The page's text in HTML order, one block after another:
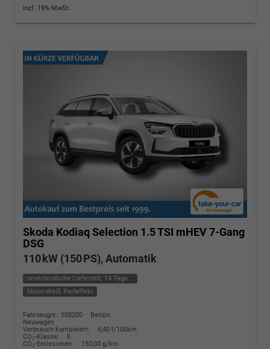
incl. 19% MwSt.
Skoda Kodiaq Selection 1.5 TSI mHEV 7-Gang
DSG
110 kW (150 PS), Automatik
unverbindliche Lieferzeit: 14 Tage
Moon-Weiß Perleffekt
Fahrzeugnr.: 508200
Benzin
Neuwagen
Verbrauch kombiniert:
6,40 l/100km
CO2-Klasse:
E
CO2-Emissionen: 150,00 g/km